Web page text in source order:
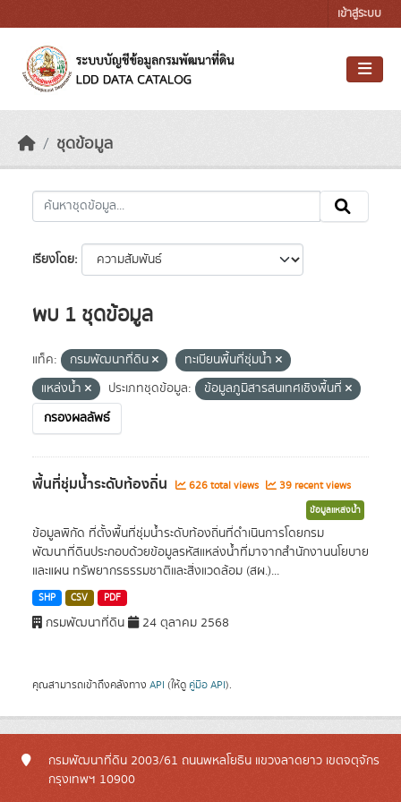
เข้าสู่ระบบ
ชุดข้อมูล
เรียงโดย
พบ 1 ชุดข้อมูล
แท็ค: กรมพัฒนาที่ดิน
ทะเบียนพื้นที่ชุ่มน้ำ
แหล่งน้ำ
ประเภทชุดข้อมูล:
ข้อมูลภูมิสารสนเทศเชิงพื้นที่
กรองผลลัพธ์
พื้นที่ชุ่มน้ำระดับท้องถิ่น 626 total views 39 recent views
ข้อมูลแหล่งน้ำ
ข้อมูลพิกัด ที่ตั้งพื้นที่ชุ่มน้ำระดับท้องถิ่นที่ดำเนินการโดยกรม
พัฒนาที่ดินประกอบด้วยข้อมูลรหัสแหล่งน้ำที่มาจากสำนักงานนโยบาย
และแผน ทรัพยากรธรรมชาติและสิ่งแวดล้อม (สผ.)...
SHP CSV PDF
กรมพัฒนาที่ดิน 24 ตุลาคม 2568
คุณสามารถเข้าถึงคลังทาง API (ให้ดู คู่มือ API).
กรมพัฒนาที่ดิน 2003/61 ถนนพหลโยธิน แขวงลาดยาว เขตจตุจักร
กรุงเทพฯ 10900